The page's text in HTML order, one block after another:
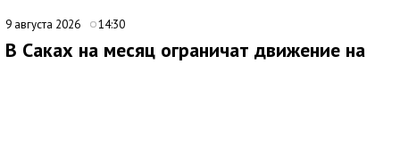
9 августа 2026 14:30
В Саках на месяц ограничат движение на